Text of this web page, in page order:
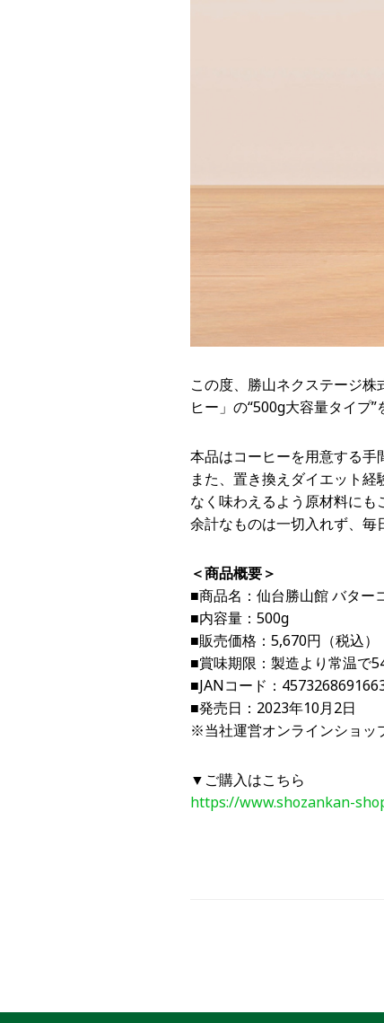
この度、勝山ネクステージ
ヒー」の“500g大容量タイプ
本品はコーヒーを用意する手
また、置き換えダイエット
なく味わえるよう原材料にも
余計なものは一切入れず、毎
＜商品概要＞
■商品名：仙台勝山館 バター
■内容量：500g
■販売価格：5,670円（税込）
■賞味期限：製造より常温で
■JANコード：
■発売日：2023年10月2日
※当社運営オンラインショッ
▼ご購入はこちら
https://www.shozankan-